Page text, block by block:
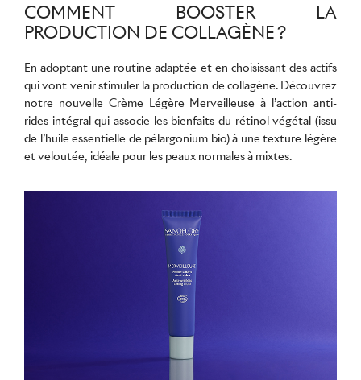
COMMENT BOOSTER LA
PRODUCTION DE COLLAGÈNE ?
En adoptant une routine adaptée et en choisissant des actifs
qui vont venir stimuler la production de collagène. Découvrez
notre nouvelle Crème Légère Merveilleuseà l’action anti-
rides intégral qui associe les bienfaits du rétinol végétal (issu
de l’huile essentielle de pélargonium bio) à une texture légère
et veloutée, idéale pour les peaux normales à mixtes.